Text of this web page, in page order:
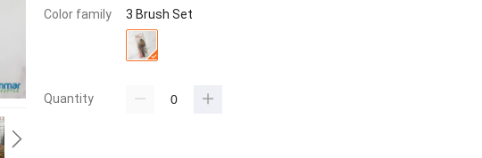
Color family 3 Brush Set
Quantity